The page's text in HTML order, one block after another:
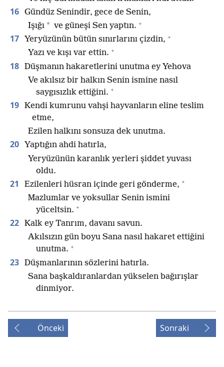
16 Gündüz Senindir, gece de Senin,
Işığı * ve güneşi Sen yaptın. +
17 Yeryüzünün bütün sınırlarını çizdin, +
Yazı ve kışı var ettin. +
18 Düşmanın hakaretlerini unutma ey Yehova
Ve akılsız bir halkın Senin ismine nasıl
saygısızlık ettiğini. +
19 Kendi kumrunu vahşi hayvanların eline teslim
etme,
Ezilen halkını sonsuza dek unutma.
20
Yaptığın ahdi hatırla,
Yeryüzünün karanlık yerleri şiddet yuvası
oldu.
21 Ezilenleri hüsran içinde geri gönderme, +
Mazlumlar ve yoksullar Senin ismini
yüceltsin. +
22 Kalk ey Tanrım, davanı savun.
Akılsızın gün boyu Sana nasıl hakaret ettiğini
unutma. +
23 Düşmanlarının sözlerini hatırla.
Sana başkaldıranlardan yükselen bağırışlar
dinmiyor.
Önceki Sonraki